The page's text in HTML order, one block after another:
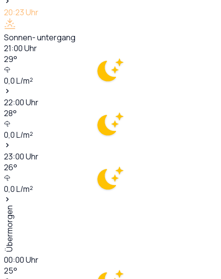
20:23Uhr
Sonnen- untergang
21:00Uhr
29°
0,0L/m²
22:00Uhr
28°
0,0L/m²
23:00Uhr
26°
0,0L/m²
Übermorgen
00:00Uhr
25°